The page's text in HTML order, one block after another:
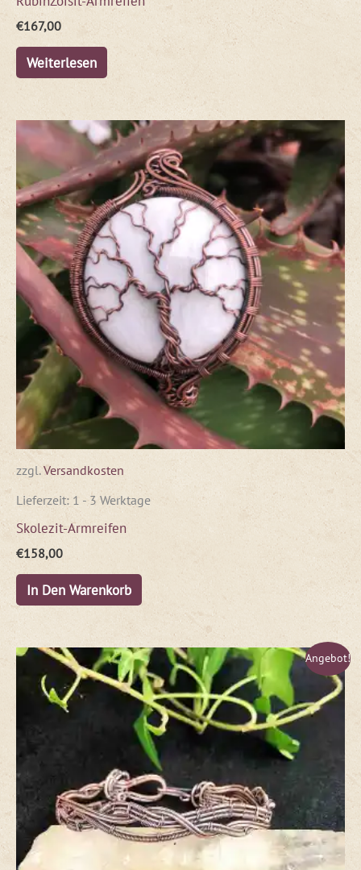
€167,00
Weiterlesen
zzgl.Versandkosten
Lieferzeit: 1 - 3 Werktage
Skolezit-Armreifen
€158,00
In Den Warenkorb
Angebot!
Ursprünglicher
Preis
war:
€55,00
Aktueller
Preis
ist:
€45,00.